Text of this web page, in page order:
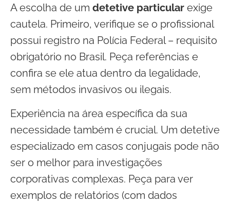
A escolha de um detetive particular exige
cautela. Primeiro, verifique se o profissional
possui registro na Polícia Federal – requisito
obrigatório no Brasil. Peça referências e
confira se ele atua dentro da legalidade,
sem métodos invasivos ou ilegais.
Experiência na área específica da sua
necessidade também é crucial. Um detetive
especializado em casos conjugais pode não
ser o melhor para investigações
corporativas complexas. Peça para ver
exemplos de relatórios (com dados